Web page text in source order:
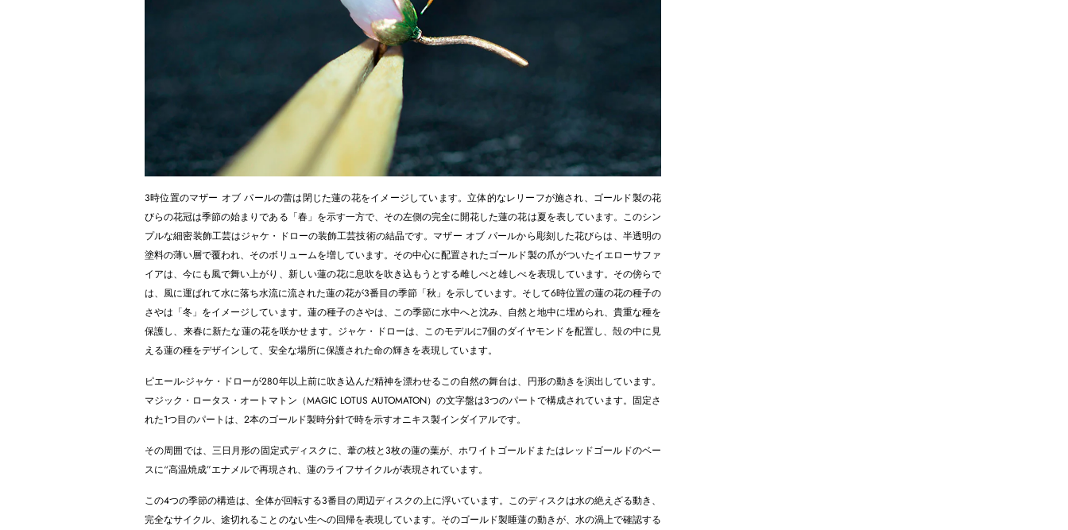
3時位置のマザー オブ パールの蕾は閉じた蓮の花をイメージしています。立体的なレリーフが施され、ゴールド製の花
びらの花冠は季節の始まりである「春」を示す一方で、その左側の完全に開花した蓮の花は夏を表しています。このシン
プルな細密装飾工芸はジャケ・ドローの装飾工芸技術の結晶です。マザー オブ パールから彫刻した花びらは、半透明の
塗料の薄い層で覆われ、そのボリュームを増しています。その中心に配置されたゴールド製の爪がついたイエローサファ
イアは、今にも風で舞い上がり、新しい蓮の花に息吹を吹き込もうとする雌しべと雄しべを表現しています。その傍らで
は、風に運ばれて水に落ち水流に流された蓮の花が3番目の季節「秋」を示しています。そして6時位置の蓮の花の種子の
さやは「冬」をイメージしています。蓮の種子のさやは、この季節に水中へと沈み、自然と地中に埋められ、貴重な種を
保護し、来春に新たな蓮の花を咲かせます。ジャケ・ドローは、このモデルに7個のダイヤモンドを配置し、殻の中に見
える蓮の種をデザインして、安全な場所に保護された命の輝きを表現しています。
ピエール-ジャケ・ドローが280年以上前に吹き込んだ精神を漂わせるこの自然の舞台は、円形の動きを演出しています。
マジック・ロータス・オートマトン（MAGIC LOTUS AUTOMATON）の文字盤は3つのパートで構成されています。固定さ
れた1つ目のパートは、2本のゴールド製時分針で時を示すオニキス製インダイアルです。
その周囲では、三日月形の固定式ディスクに、葦の枝と3枚の蓮の葉が、ホワイトゴールドまたはレッドゴールドのベー
スに“高温焼成”エナメルで再現され、蓮のライフサイクルが表現されています。
この4つの季節の構造は、全体が回転する3番目の周辺ディスクの上に浮いています。このディスクは水の絶えざる動き、
完全なサイクル、途切れることのない生への回帰を表現しています。そのゴールド製睡蓮の動きが、水の渦上で確認する